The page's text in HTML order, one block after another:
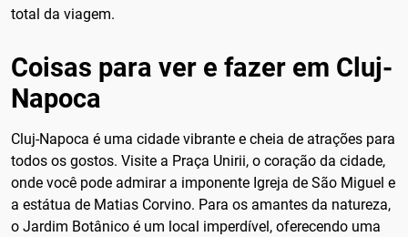
total da viagem.
Coisas para ver e fazer em Cluj-
Napoca
Cluj-Napoca é uma cidade vibrante e cheia de atrações para
todos os gostos. Visite a Praça Unirii, o coração da cidade,
onde você pode admirar a imponente Igreja de São Miguel e
a estátua de Matias Corvino. Para os amantes da natureza,
o Jardim Botânico é um local imperdível, oferecendo uma